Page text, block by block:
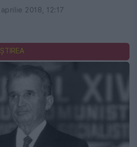
aprilie 2018, 12:17